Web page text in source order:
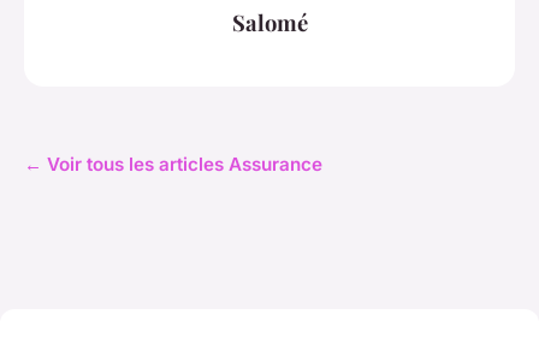
Salomé
← Voir tous les articles Assurance